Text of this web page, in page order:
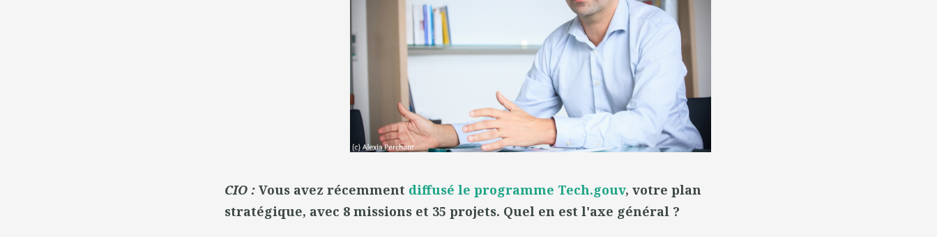
CIO : Vous avez récemment diffusé le programme Tech.gouv, votre plan
stratégique, avec 8 missions et 35 projets. Quel en est l'axe général ?